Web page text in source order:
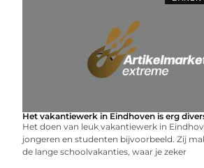
Het vakantiewerk in Eindhoven is erg
Het doen van leuk vakantiewerk in
jongeren en studenten bijvoorbeeld. Zij
de lange schoolvakanties, waar je zeker